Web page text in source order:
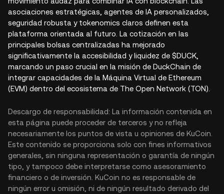
asociaciones estratégicas, agentes de IA personalizados,
seguridad robusta y tokenomics claros definen esta
plataforma orientada al futuro. La cotización en las
principales bolsas centralizadas ha mejorado
significativamente la accesibilidad y liquidez de $DUCK,
marcando un paso crucial en la misión de DuckChain de
integrar capacidades de la Máquina Virtual de Ethereum
(EVM) dentro del ecosistema de The Open Network (TON).
Descargo de responsabilidad: La información contenida en
esta página puede proceder de terceros y no refleja
necesariamente los puntos de vista u opiniones de KuCoin.
Este contenido se proporciona solo con fines informativos
generales, sin ninguna representación o garantía de ningún
tipo, y tampoco debe interpretarse como asesoramiento
financiero o de inversión. KuCoin no es responsable de
ningún error u omisión, ni de ningún resultado derivado del